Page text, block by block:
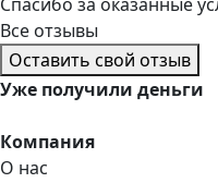
Все отзывы
Оставить свой отзыв
Уже получили деньги
Компания
О нас